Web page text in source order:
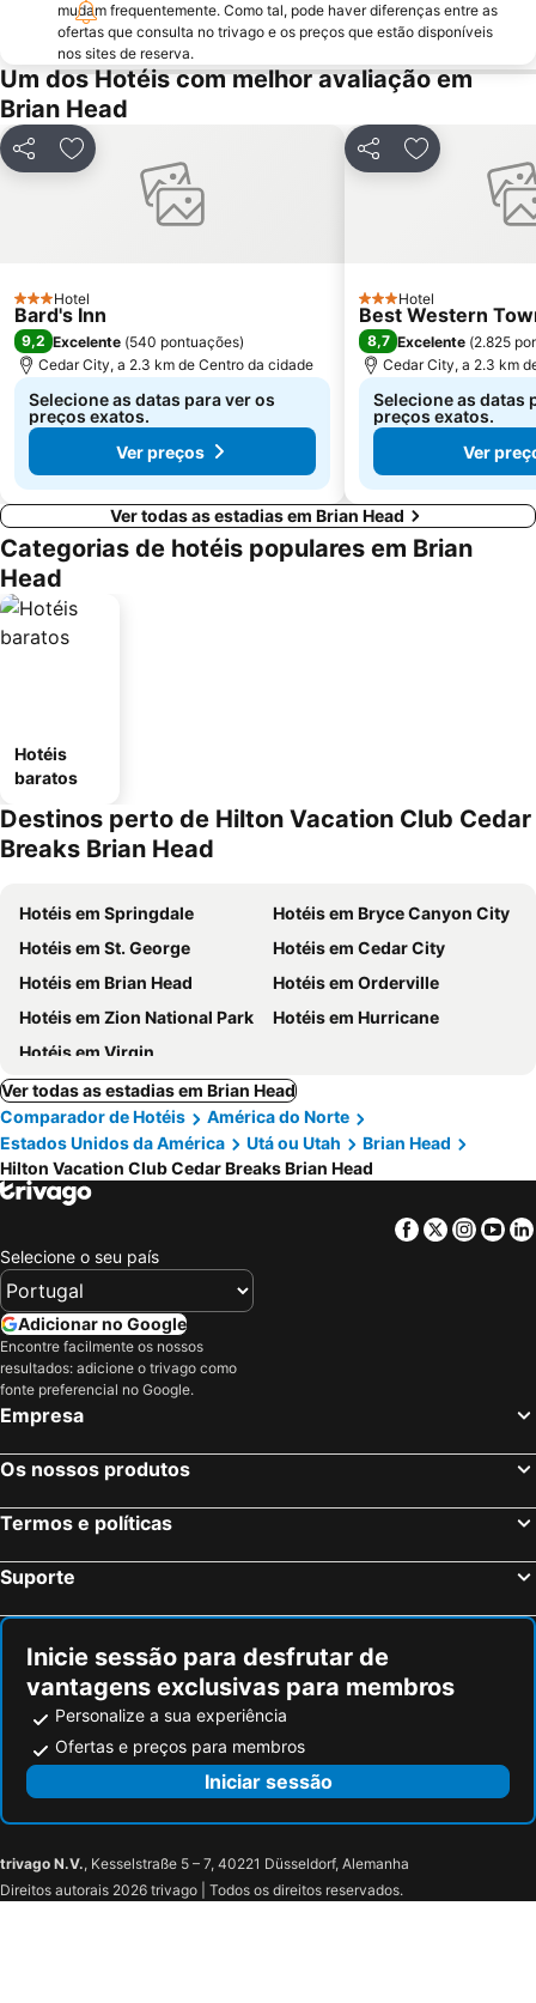
mudam frequentemente. Como tal, pode haver diferenças entre as
ofertas que consulta no trivago e os preços que estão disponíveis
nos sites de reserva.
Um dos Hotéis com melhor avaliação em
Brian Head
PartilharAdicionar aos favoritos
3 Estrelas
Hotel
Bard's Inn
9,2 Excelente (540 pontuações)
Cedar City, a 2.3 km de Centro da cidade
Selecione as datas para ver os
preços exatos.
Ver preços
PartilharAdicionar
3 Estrelas
Hotel
Best Western
8,7 Excelente (2.825
Cedar City, a 2.3 km
Selecione as datas
preços exatos.
Ver
Ver todas as estadias em Brian Head
Categorias de hotéis populares em Brian
Head
Hotéis
baratos
Destinos perto de Hilton Vacation Club Cedar
Breaks Brian Head
Hotéis em Springdale
Hotéis em Bryce Canyon City
Hotéis em St. George
Hotéis em Cedar City
Hotéis em Brian Head
Hotéis em Orderville
Hotéis em Zion National Park
Hotéis em Hurricane
Hotéis em Virgin
Ver todas as estadias em Brian Head
Comparador de Hotéis
América do Norte
Estados Unidos da América
Utá ou Utah
Brian Head
Hilton Vacation Club Cedar Breaks Brian Head
Facebook
Twitter
Selecione o seu país
Adicionar no Google
Encontre facilmente os nossos
resultados: adicione o trivago como
fonte preferencial no Google.
Empresa
Os nossos produtos
Termos e políticas
Suporte
Inicie sessão para desfrutar de
vantagens exclusivas para membros
Personalize a sua experiência
Ofertas e preços para membros
Iniciar sessão
trivago N.V., Kesselstraße 5 – 7, 40221 Düsseldorf, Alemanha
Direitos autorais 2026 trivago | Todos os direitos reservados.